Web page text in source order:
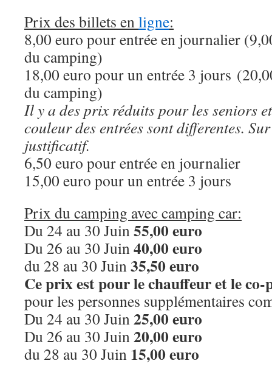
Prix des billets enligne:
8,00 euro pour entrée en journalier
du camping)
18,00 euro pour un entrée 3 jours
du camping)
Il y a des prix réduits pour les seniors
couleur des entrées sont differentes.
justificatif.
6,50 euro pour entrée en journalier
15,00 euro pour un entrée 3 jours
Prix du camping avec camping car:
Du 24 au 30 Juin55,00 euro
Du 26 au 30 Juin40,00 euro
du 28 au 30 Juin35,50 euro
Ce prix est pour le chauffeur et le co-
pour les personnes supplémentaires
Du 24 au 30 Juin25,00 euro
Du 26 au 30 Juin20,00 euro
du 28 au 30 Juin 15,00 euro